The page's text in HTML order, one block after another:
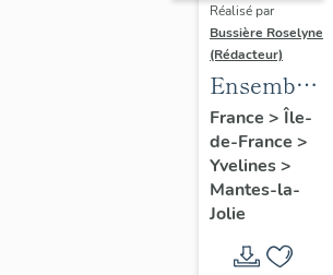
Réalisé par
Bussière Roselyne
(Rédacteur)
Ensemble
de 3
verrières à
médaillons
France > Île-
de-France >
Yvelines>
Mantes-la-
Jolie